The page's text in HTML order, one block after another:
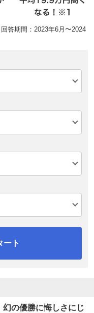
答期間：2023年6月〜2024
ート
幻の優勝に悔しさにじ